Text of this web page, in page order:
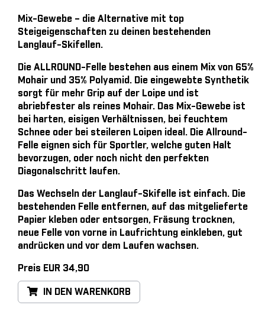
Mix-Gewebe – die Alternative mit top
Steigeigenschaften zu deinen bestehenden
Langlauf-Skifellen.
Die ALLROUND-Felle bestehen aus einem Mix von 65%
Mohair und 35% Polyamid. Die eingewebte Synthetik
sorgt für mehr Grip auf der Loipe und ist
abriebfester als reines Mohair. Das Mix-Gewebe ist
bei harten, eisigen Verhältnissen, bei feuchtem
Schnee oder bei steileren Loipen ideal. Die Allround-
Felle eignen sich für Sportler, welche guten Halt
bevorzugen, oder noch nicht den perfekten
Diagonalschritt laufen.
Das Wechseln der Langlauf-Skifelle ist einfach. Die
bestehenden Felle entfernen, auf das mitgelieferte
Papier kleben oder entsorgen, Fräsung trocknen,
neue Felle von vorne in Laufrichtung einkleben, gut
andrücken und vor dem Laufen wachsen.
Preis EUR 34,90
IN DEN WARENKORB